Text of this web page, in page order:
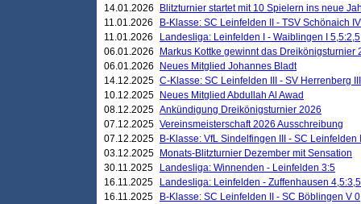
14.01.2026
Blitzturnier startet mit 10 Spielern ins neue
11.01.2026
B-Klasse: SC Leinfelden II - TSV Schönaich
11.01.2026
Landesliga: Leinfelden I - Waiblingen I 5,5:2,5
06.01.2026
Markus Kottke gewinnt das Dreikönigsturnier
06.01.2026
Neues Mitglied Johannes Bladt
14.12.2025 C-Klasse: SC Leinfelden III - SV Herrenberg
10.12.2025
Neues Mitglied Abdullah Al Awad
08.12.2025 Ankündigung Dreikönigsturnier 2026
07.12.2025 Vereinsmeisterschaft 2026 Ausschreibung
07.12.2025
B-Klasse: VfL Sindelfingen III - SC Leinfelden
03.12.2025
Monats-Blitzturnier Dezember mit Sensation
30.11.2025
Landesliga: Winnenden - Leinfelden 3:5
16.11.2025
Landesliga: Leinfelden - Zuffenhausen 4,5:3,5
16.11.2025
B-Klasse: SC Leinfelden II - SC Böblingen V